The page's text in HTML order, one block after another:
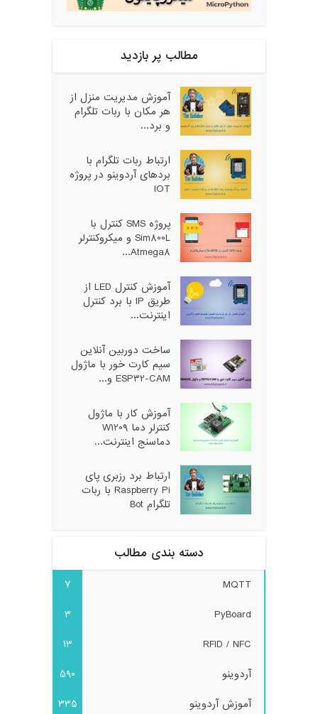
مطالب پر بازدید
آموزش مدیریت منزل از
هر مکان با ربات تلگرام
و برد...
ارتباط ربات تلگرام با
بردهای آردوینو در پروژه
IOT
پروژه SMS کنترل با
Sim800L و میکروکنترلر
Atmega8...
آموزش کنترل LED از
طریق IP با برد کنترل
اینترنت...
ساخت دوربین آنلاین
سیم کارت خور با ماژول
ESP32-CAM و...
آموزش کار با ماژول
کنترلر دما W1209
دماسنج اینترنت...
ارتباط برد رزبری پای
Raspberry Pi با ربات
تلگرام Bot
دسته بندی مطالب
MQTT
7
PyBoard
3
RFID / NFC
13
آردوینو
590
آموزش آردوینو
335